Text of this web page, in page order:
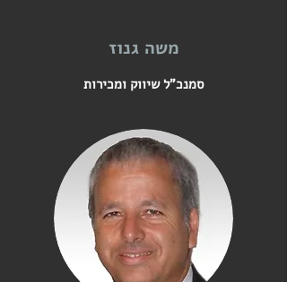
משה גנוז
סמנכ"ל שיווק ומכירות